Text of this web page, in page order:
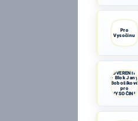
Pro
Vysočinu
SUVERENITA
- Blok Jany
Bobošíkové
pro
VYSOČINU